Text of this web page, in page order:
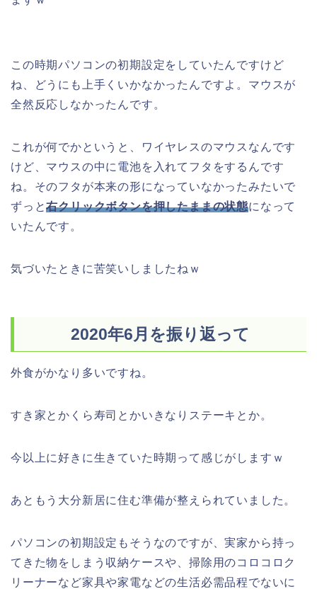
この時期パソコンの初期設定をしていたんですけど
ね、どうにも上手くいかなかったんですよ。マウスが
全然反応しなかったんです。
これが何でかというと、ワイヤレスのマウスなんです
けど、マウスの中に電池を入れてフタをするんです
ね。そのフタが本来の形になっていなかったみたいで
ずっと右クリックボタンを押したままの状態になって
いたんです。
気づいたときに苦笑いしましたねｗ
2020年6月を振り返って
外食がかなり多いですね。
すき家とかくら寿司とかいきなりステーキとか。
今以上に好きに生きていた時期って感じがしますｗ
あともう大分新居に住む準備が整えられていました。
パソコンの初期設定もそうなのですが、実家から持っ
てきた物をしまう収納ケースや、掃除用のコロコロク
リーナーなど家具や家電などの生活必需品程でないに